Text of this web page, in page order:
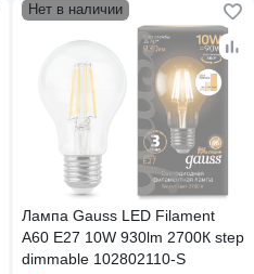
Нет в наличии
Лампа Gauss LED Filament
A60 E27 10W 930lm 2700К step
dimmable 102802110-S